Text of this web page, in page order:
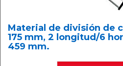
Material de división de
175 mm, 2 longitud/6
459 mm.